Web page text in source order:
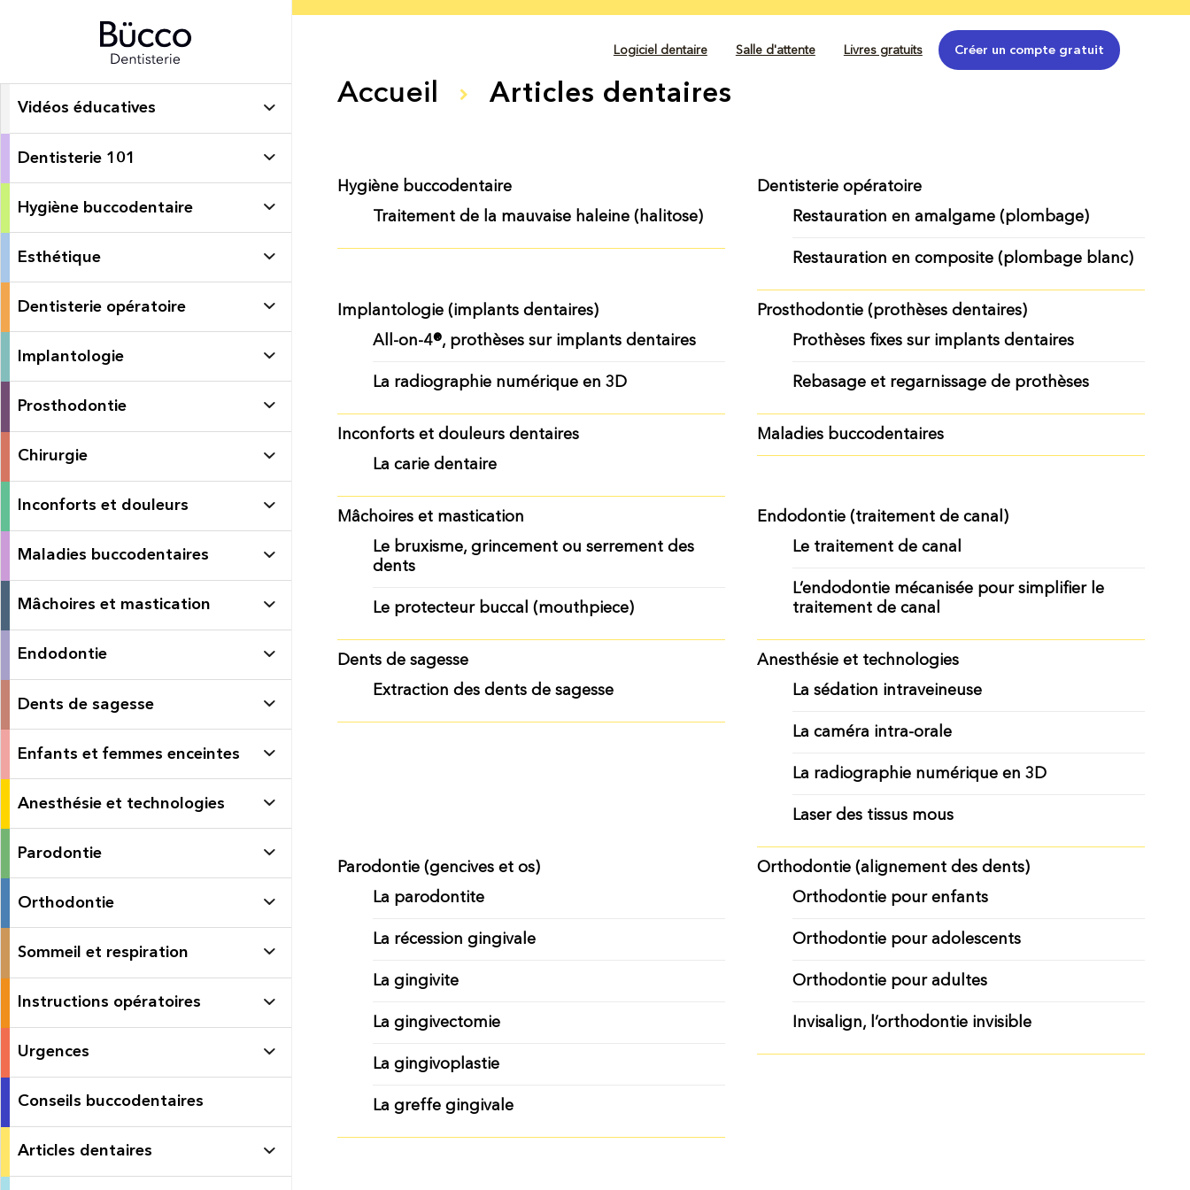
Logiciel dentaire Salle d'attente Livres gratuits Créer un compte gratuit
Vidéos éducatives
Dentisterie 101
Hygiène buccodentaire
Esthétique
Dentisterie opératoire
Implantologie
Prosthodontie
Chirurgie
Inconforts et douleurs
Maladies buccodentaires
Mâchoires et mastication
Endodontie
Dents de sagesse
Enfants et femmes enceintes
Anesthésie et technologies
Parodontie
Orthodontie
Sommeil et respiration
Instructions opératoires
Urgences
Conseils buccodentaires
Articles dentaires
Accueil Articles dentaires
Hygiène buccodentaire
Traitement de la mauvaise haleine (halitose)
Dentisterie opératoire
Restauration en amalgame (plombage)
Restauration en composite (plombage blanc)
Implantologie (implants dentaires)
All-on-4®, prothèses sur implants dentaires
La radiographie numérique en 3D
Prosthodontie (prothèses dentaires)
Prothèses fixes sur implants dentaires
Rebasage et regarnissage de prothèses
Inconforts et douleurs dentaires
La carie dentaire
Maladies buccodentaires
Mâchoires et mastication
Le bruxisme, grincement ou serrement des
dents
Le protecteur buccal (mouthpiece)
Endodontie (traitement de canal)
Le traitement de canal
L’endodontie mécanisée pour simplifier le
traitement de canal
Dents de sagesse
Extraction des dents de sagesse
Anesthésie et technologies
La sédation intraveineuse
La caméra intra-orale
La radiographie numérique en 3D
Laser des tissus mous
Parodontie (gencives et os)
La parodontite
La récession gingivale
La gingivite
La gingivectomie
La gingivoplastie
La greffe gingivale
Orthodontie (alignement des dents)
Orthodontie pour enfants
Orthodontie pour adolescents
Orthodontie pour adultes
Invisalign, l’orthodontie invisible